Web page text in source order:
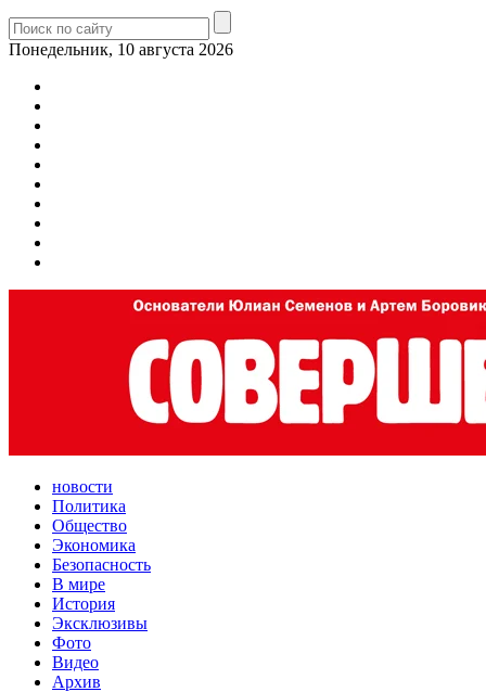
Понедельник, 10 августа 2026
новости
Политика
Общество
Экономика
Безопасность
В мире
История
Эксклюзивы
Фото
Видео
Архив